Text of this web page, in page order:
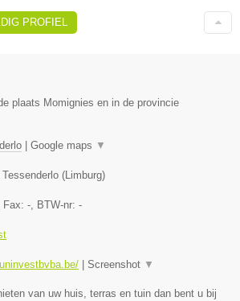
PROFIEL
plaats Momignies en in de provincie
Google maps ▼
Tessenderlo ( Limburg)
, Fax: - , BTW-nr: -
Screenshot ▼
van uw huis, terras en tuin dan bent u bij